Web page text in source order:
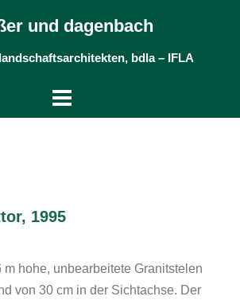
und dagenbach
bdla – IFLA
1995
hohe, unbearbeitete Granitstelen
von 30 cm in der Sichtachse. Der